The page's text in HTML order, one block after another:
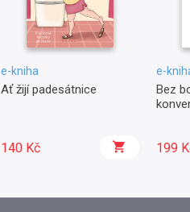
e-kniha
Ať žijí padesátnice
140 Kč
e-
Bez
199